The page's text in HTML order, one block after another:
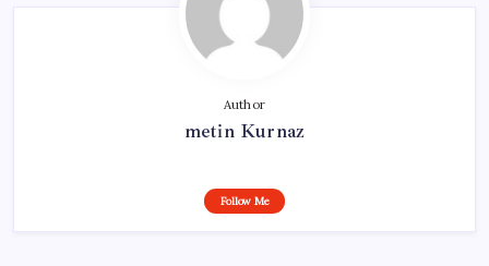
Author
metin Kurnaz
Follow Me